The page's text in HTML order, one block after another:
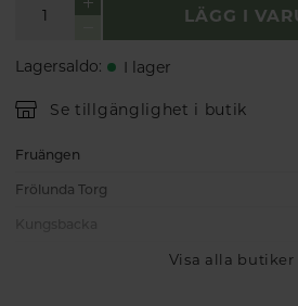
LÄGG I
Lagersaldo: I lager
Se tillgänglighet i butik
Fruängen
Frölunda Torg
Visa alla butiker